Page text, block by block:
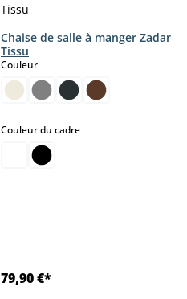
Chaise de salle à manger Zadar
Tissu
Couleurselect
Couleur du cadreselect
79,90 €*